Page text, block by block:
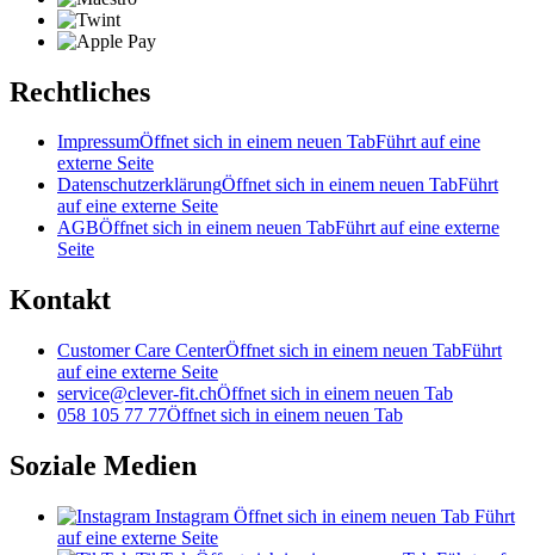
Rechtliches
ImpressumÖffnet sich in einem neuen TabFührt auf eine
externe Seite
DatenschutzerklärungÖffnet sich in einem neuen TabFührt
auf eine externe Seite
AGBÖffnet sich in einem neuen TabFührt auf eine externe
Seite
Kontakt
Customer Care CenterÖffnet sich in einem neuen TabFührt
auf eine externe Seite
service@clever-fit.chÖffnet sich in einem neuen Tab
058 105 77 77Öffnet sich in einem neuen Tab
Soziale Medien
Instagram Öffnet sich in einem neuen Tab Führt
auf eine externe Seite